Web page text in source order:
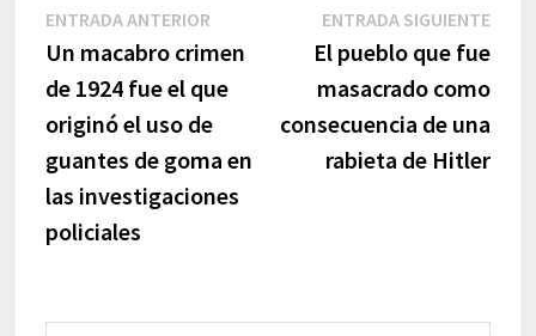
Navegación
de
entradas
ENTRADA ANTERIOREntrada
anterior:
Un macabro crimen
de 1924 fue el que
originó el uso de
guantes de goma en
las investigaciones
policiales
ENTRADA SIGUIENTE
El pueblo que fue
masacrado como
consecuencia de una
rabieta de Hitler